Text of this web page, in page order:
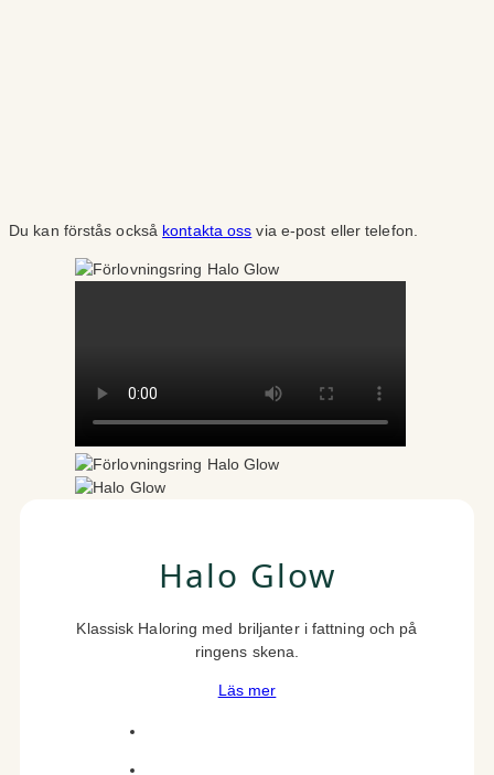
Du kan förstås också kontakta oss via e-post eller telefon.
Halo Glow
Klassisk Haloring med briljanter i fattning och på
ringens skena.
Läs mer